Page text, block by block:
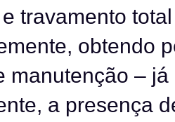
travamento
obtendo
manutenção –
a presença